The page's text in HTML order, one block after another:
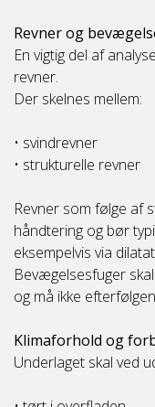
Revner og
En vigtig del af
revner.
Der skelnes mellem:
• svindrevner
• strukturelle revner
Revner som følge
håndtering og bør
eksempelvis via
Bevægelsesfuger
og må ikke
Klimaforhold og
Underlaget skal ved